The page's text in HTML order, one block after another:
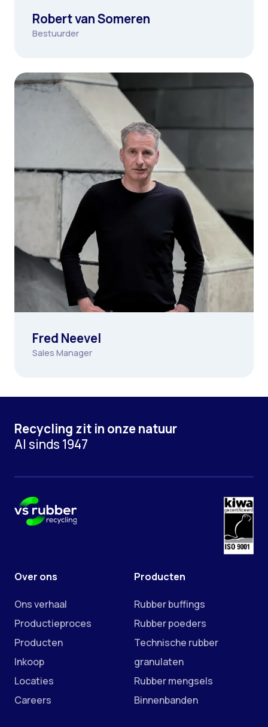
Robert van Someren
Bestuurder
Fred Neevel
Sales Manager
Recycling zit in onze natuur
Al sinds 1947
Over ons
Ons verhaal
Productieproces
Producten
Inkoop
Locaties
Careers
Producten
Rubber buffings
Rubber poeders
Technische rubber
granulaten
Rubber mengsels
Binnenbanden